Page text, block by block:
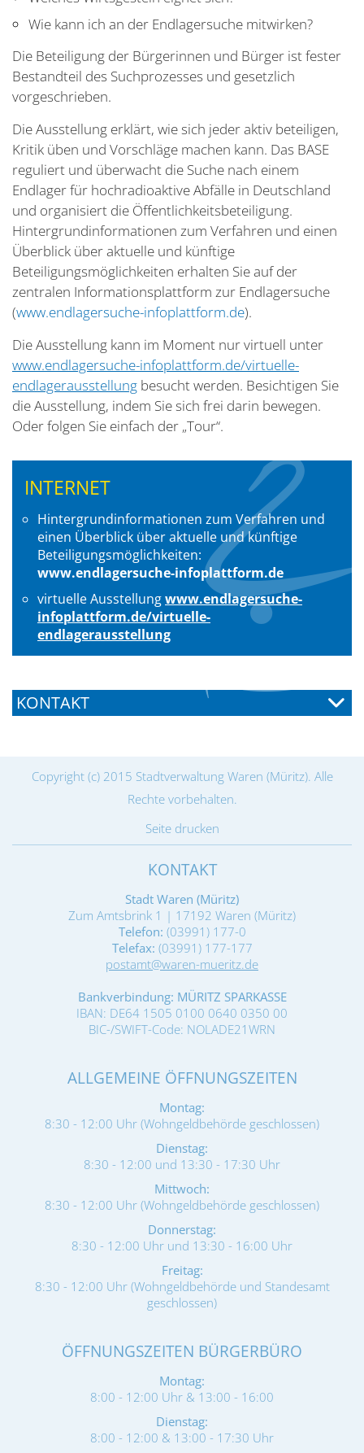
Wie kann ich an der Endlagersuche mitwirken?
Die Beteiligung der Bürgerinnen und Bürger ist fester
Bestandteil des Suchprozesses und gesetzlich
vorgeschrieben.
Die Ausstellung erklärt, wie sich jeder aktiv beteiligen,
Kritik üben und Vorschläge machen kann. Das BASE
reguliert und überwacht die Suche nach einem
Endlager für hochradioaktive Abfälle in Deutschland
und organisiert die Öffentlichkeitsbeteiligung.
Hintergrundinformationen zum Verfahren und einen
Überblick über aktuelle und künftige
Beteiligungsmöglichkeiten erhalten Sie auf der
zentralen Informationsplattform zur Endlagersuche
(www.endlagersuche-infoplattform.de).
Die Ausstellung kann im Moment nur virtuell unter
www.endlagersuche-infoplattform.de/virtuelle-
endlagerausstellung besucht werden. Besichtigen Sie
die Ausstellung, indem Sie sich frei darin bewegen.
Oder folgen Sie einfach der „Tour“.
INTERNET
Hintergrundinformationen zum Verfahren und
einen Überblick über aktuelle und künftige
Beteiligungsmöglichkeiten:
www.endlagersuche-infoplattform.de
virtuelle Ausstellungwww.endlagersuche-
infoplattform.de/virtuelle-
endlagerausstellung
KONTAKT
Copyright (c) 2015 Stadtverwaltung Waren (Müritz). Alle
Rechte vorbehalten.
Seite drucken
KONTAKT
Stadt Waren (Müritz)
Zum Amtsbrink 1 | 17192 Waren (Müritz)
Telefon: (03991) 177-0
Telefax: (03991) 177-177
postamt@waren-mueritz.de
Bankverbindung: MÜRITZ SPARKASSE
IBAN: DE64 1505 0100 0640 0350 00
BIC-/SWIFT-Code: NOLADE21WRN
ALLGEMEINE ÖFFNUNGSZEITEN
Montag:
8:30 - 12:00 Uhr (Wohngeldbehörde geschlossen)
Dienstag:
8:30 - 12:00 und 13:30 - 17:30 Uhr
Mittwoch:
8:30 - 12:00 Uhr (Wohngeldbehörde geschlossen)
Donnerstag:
8:30 - 12:00 Uhr und 13:30 - 16:00 Uhr
Freitag:
8:30 - 12:00 Uhr (Wohngeldbehörde und Standesamt
geschlossen)
ÖFFNUNGSZEITEN BÜRGERBÜRO
Montag:
8:00 - 12:00 Uhr & 13:00 - 16:00
Dienstag:
8:00 - 12:00 & 13:00 - 17:30 Uhr